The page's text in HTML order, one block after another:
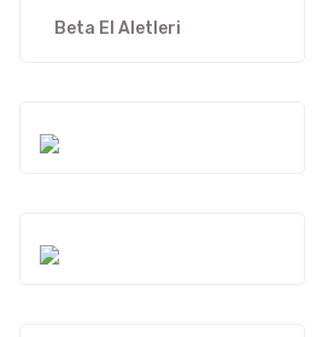
Beta El Aletleri